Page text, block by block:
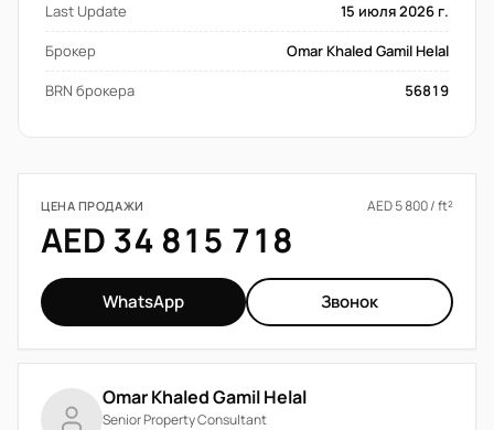
Last Update
15 июля 2026 г.
Брокер
Omar Khaled Gamil Helal
BRN брокера
56819
ЦЕНА ПРОДАЖИ AED 5 800 / ft²
AED 34 815 718
WhatsApp Звонок
Omar Khaled Gamil Helal
Senior Property Consultant